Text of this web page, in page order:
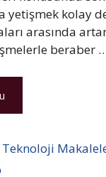
yetişmek kolay
arasında
beraber
Teknoloji